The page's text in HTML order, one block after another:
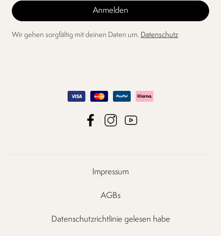
Wir gehen sorgfältig mit deinen Daten um. Datenschutz
Impressum
AGBs
Datenschutzrichtlinie gelesen habe